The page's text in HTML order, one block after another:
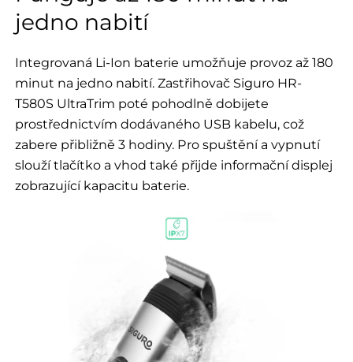
jedno nabití
Integrovaná Li-Ion baterie umožňuje provoz až 180
minut na jedno nabití. Zastřihovač Siguro HR-
T580S UltraTrim poté pohodlně dobijete
prostřednictvím dodávaného USB kabelu, což
zabere přibližně 3 hodiny. Pro spuštění a vypnutí
slouží tlačítko a vhod také přijde informační displej
zobrazující kapacitu baterie.